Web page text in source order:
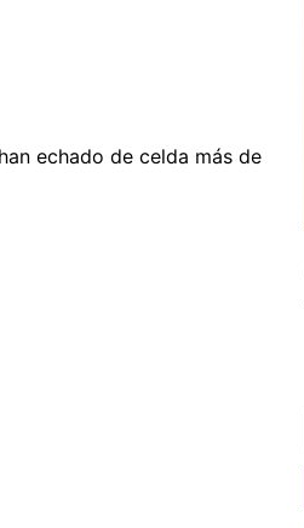
echado de celda más de